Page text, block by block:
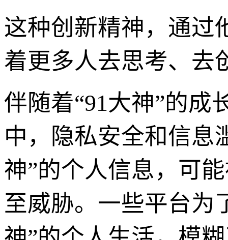
这种创新精神，通过
着更多人去思考、去
伴随着“91大神”的成
中，隐私安全和信息
神”的个人信息，可
至威胁。一些平台为